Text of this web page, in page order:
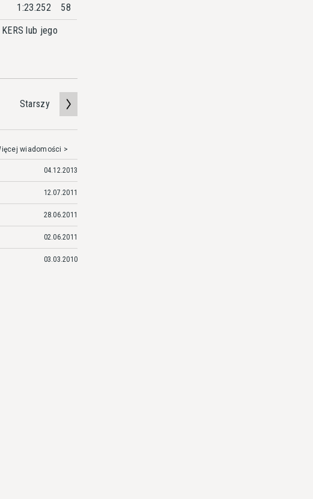
1:23.252
58
lub jego
Starszy
wiadomości >
04.12.2013
12.07.2011
28.06.2011
02.06.2011
03.03.2010